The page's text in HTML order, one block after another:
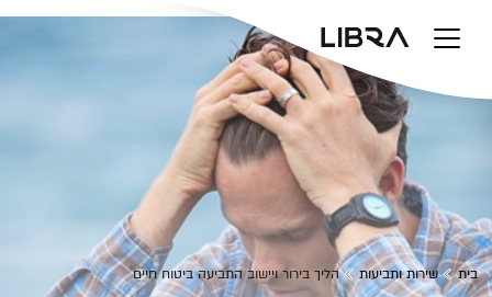
בית שירות ותביעות הליך בירור ויישוב התביעה ביטוח חיים